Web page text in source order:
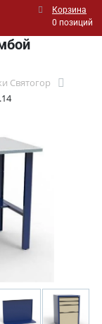
Корзина
0 позиций
Святогор